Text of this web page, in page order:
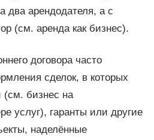
два арендодателя, а с
(см. аренда как бизнес).
договора часто
сделок, в которых
(см. бизнес на
услуг), гаранты или другие
наделённые